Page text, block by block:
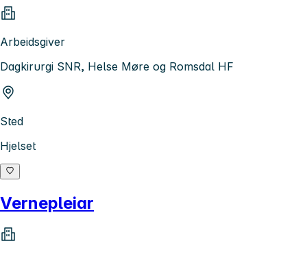
Arbeidsgiver
Dagkirurgi SNR, Helse Møre og Romsdal HF
Sted
Hjelset
Vernepleiar